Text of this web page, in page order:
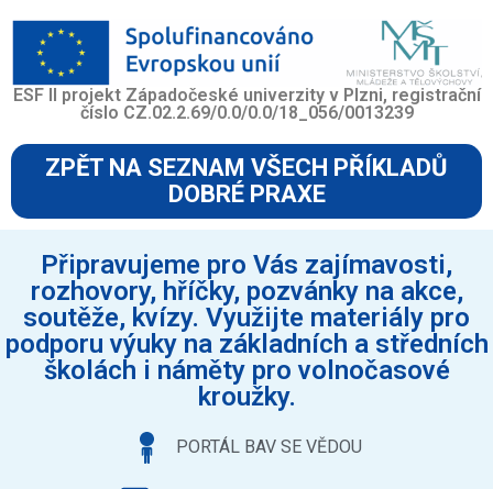
ESF II projekt Západočeské univerzity v Plzni, registrační
číslo CZ.02.2.69/0.0/0.0/18_056/0013239
ZPĚT NA SEZNAM VŠECH PŘÍKLADŮ
DOBRÉ PRAXE
Připravujeme pro Vás zajímavosti,
rozhovory, hříčky, pozvánky na akce,
soutěže, kvízy. Využijte materiály pro
podporu výuky na základních a středních
školách i náměty pro volnočasové
kroužky.
PORTÁL BAV SE VĚDOU